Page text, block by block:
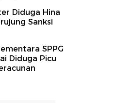
Diduga Hina
Sanksi
SPPG
Diduga Picu